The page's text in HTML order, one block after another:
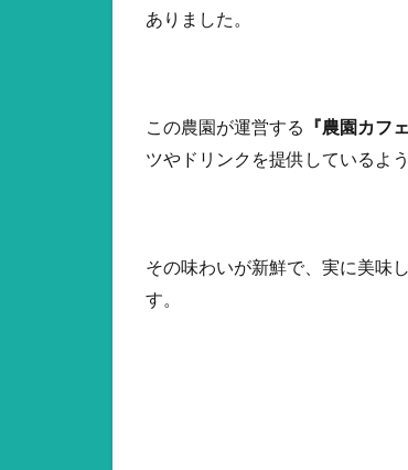
ありました。
この農園が運営する 『農園カフ
ツやドリンクを提供しているよう
その味わいが新鮮で、実に美味
す。